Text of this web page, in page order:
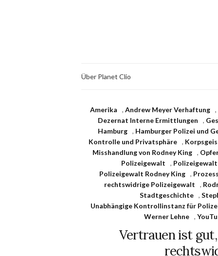
Über Planet Clio
Amerika , Andrew Meyer Verhaftung ,
Dezernat Interne Ermittlungen
,
Hamburg , Hamburger Polizei und
Kontrolle und Privatsphäre ,
Misshandlung von Rodney King ,
Polizeigewalt
,
Polizeigewalt Rodney King
,
rechtswidrige Polizeigewalt
,
Stadtgeschichte ,
Unabhängige Kontrollinstanz für
Werner Lehne ,
Vertrauen ist